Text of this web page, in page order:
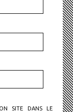
SITE DANS LE